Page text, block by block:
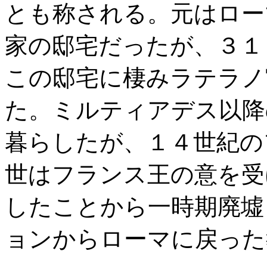
とも称される。元はロ
家の邸宅だったが、３
この邸宅に棲みラテラ
た。ミルティアデス以
暮らしたが、１４世紀
世はフランス王の意を
したことから一時期廃
ョンからローマに戻っ